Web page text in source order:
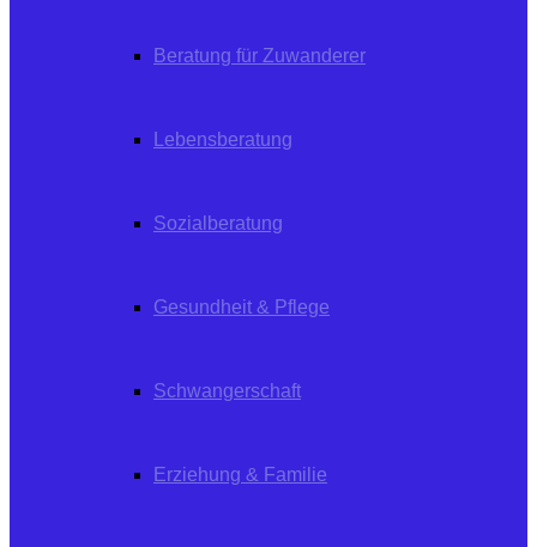
Beratung für Zuwanderer
Lebensberatung
Sozialberatung
Gesundheit & Pflege
Schwangerschaft
Erziehung & Familie